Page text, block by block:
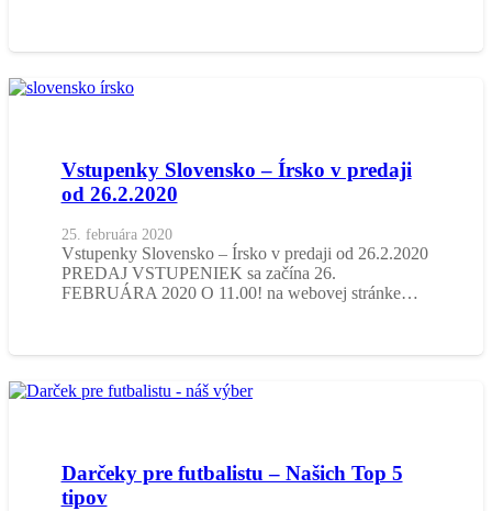
Vstupenky Slovensko – Írsko v predaji
od 26.2.2020
25. februára 2020
Vstupenky Slovensko – Írsko v predaji od 26.2.2020
PREDAJ VSTUPENIEK sa začína 26.
FEBRUÁRA 2020 O 11.00! na webovej stránke…
Darčeky pre futbalistu – Našich Top 5
tipov